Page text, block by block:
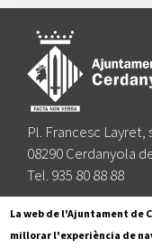
Pl. Francesc Layret,
08290 Cerdanyola
Tel. 935 80 88 88
Segueix-nos a:
La web de l'Ajuntament de
millorar l'experiència de